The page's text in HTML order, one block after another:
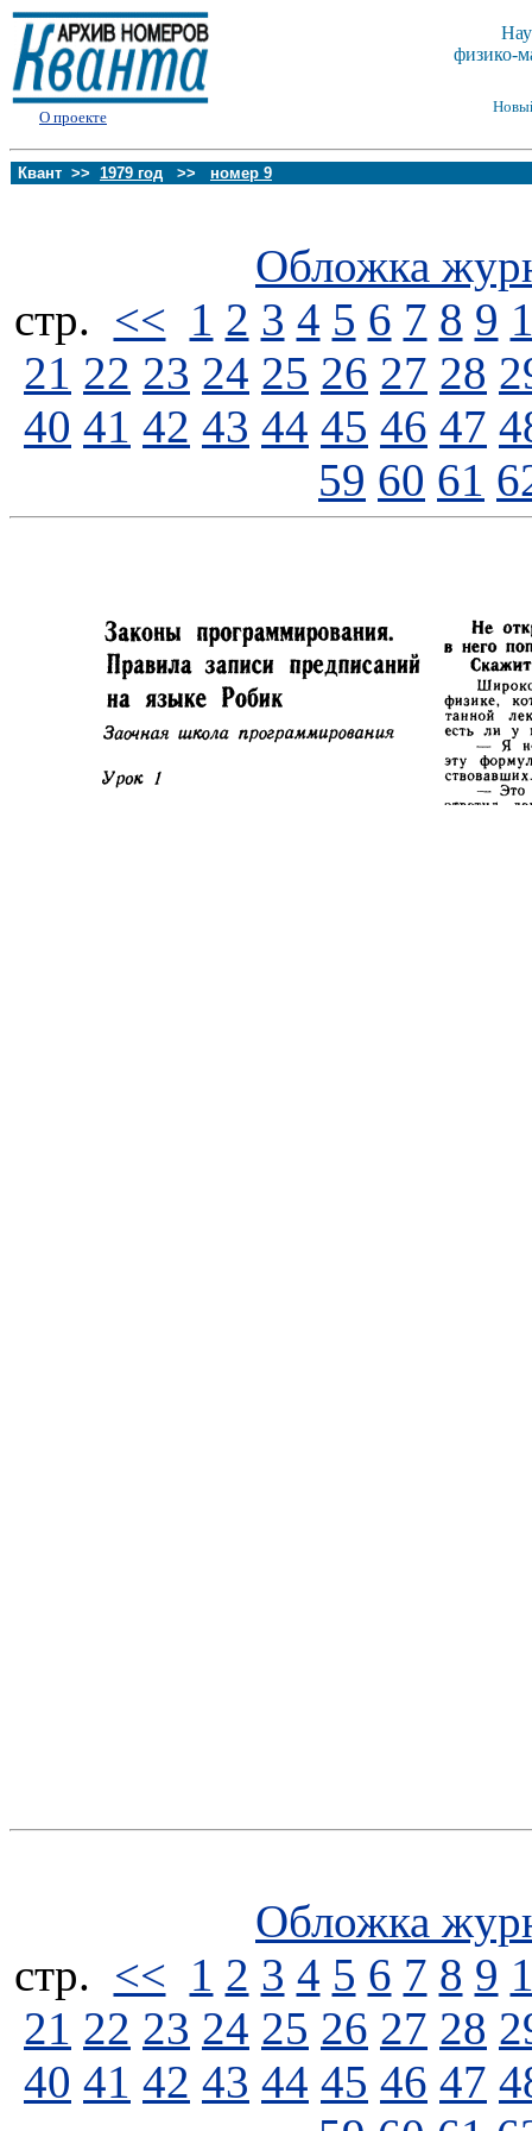
О проекте
физико-
Квант >> 1979 год >> номер 9
Обложка
стp. << 1 2 3 4 5 6 7 8 9
21 22 23 24 25 26 27 28
40 41 42 43 44 45 46 47
59 60 61
Обложка
стp. << 1 2 3 4 5 6 7 8 9
21 22 23 24 25 26 27 28
40 41 42 43 44 45 46 47